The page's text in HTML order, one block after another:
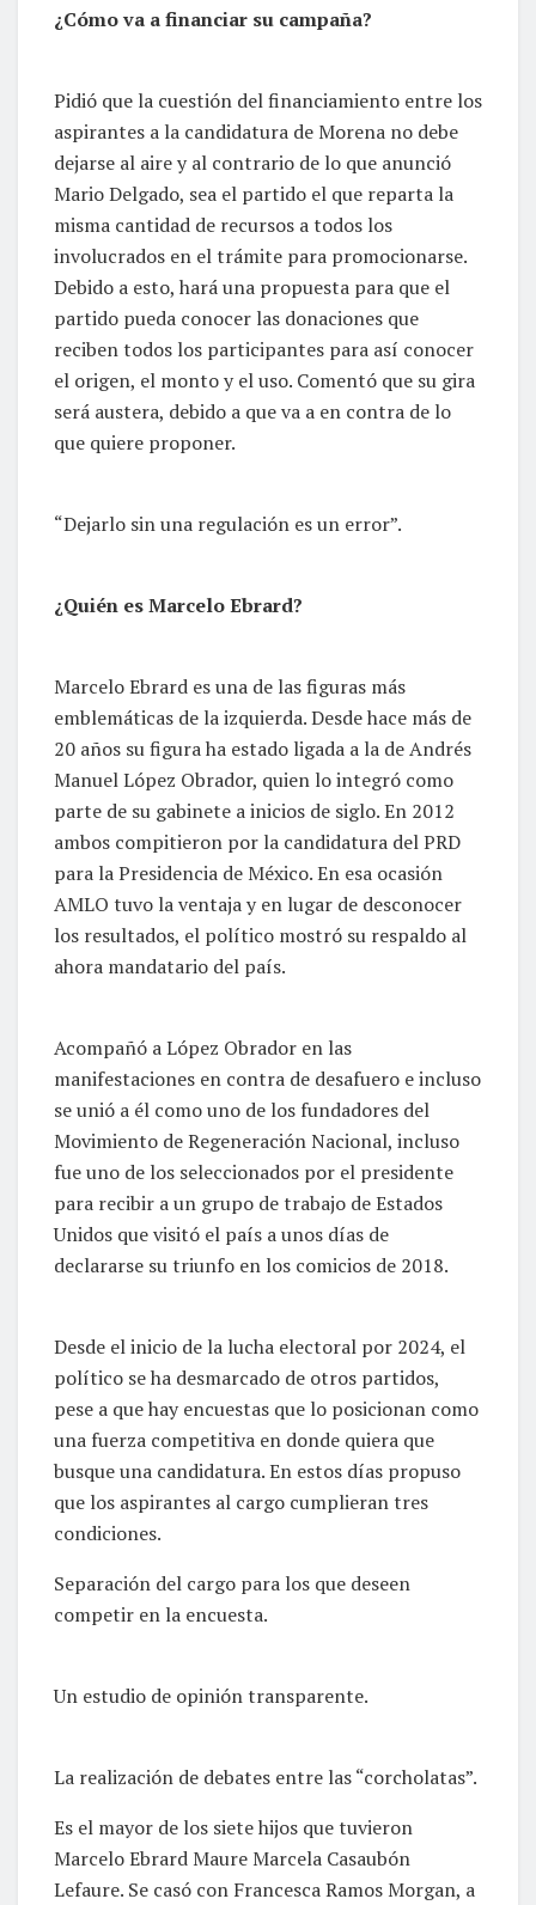
¿Cómo va a financiar su campaña?
Pidió que la cuestión del financiamiento entre los
aspirantes a la candidatura de Morena no debe
dejarse al aire y al contrario de lo que anunció
Mario Delgado, sea el partido el que reparta la
misma cantidad de recursos a todos los
involucrados en el trámite para promocionarse.
Debido a esto, hará una propuesta para que el
partido pueda conocer las donaciones que
reciben todos los participantes para así conocer
el origen, el monto y el uso. Comentó que su gira
será austera, debido a que va a en contra de lo
que quiere proponer.
“Dejarlo sin una regulación es un error”.
¿Quién es Marcelo Ebrard?
Marcelo Ebrard es una de las figuras más
emblemáticas de la izquierda. Desde hace más de
20 años su figura ha estado ligada a la de Andrés
Manuel López Obrador, quien lo integró como
parte de su gabinete a inicios de siglo. En 2012
ambos compitieron por la candidatura del PRD
para la Presidencia de México. En esa ocasión
AMLO tuvo la ventaja y en lugar de desconocer
los resultados, el político mostró su respaldo al
ahora mandatario del país.
Acompañó a López Obrador en las
manifestaciones en contra de desafuero e incluso
se unió a él como uno de los fundadores del
Movimiento de Regeneración Nacional, incluso
fue uno de los seleccionados por el presidente
para recibir a un grupo de trabajo de Estados
Unidos que visitó el país a unos días de
declararse su triunfo en los comicios de 2018.
Desde el inicio de la lucha electoral por 2024, el
político se ha desmarcado de otros partidos,
pese a que hay encuestas que lo posicionan como
una fuerza competitiva en donde quiera que
busque una candidatura. En estos días propuso
que los aspirantes al cargo cumplieran tres
condiciones.
Separación del cargo para los que deseen
competir en la encuesta.
Un estudio de opinión transparente.
La realización de debates entre las “corcholatas”.
Es el mayor de los siete hijos que tuvieron
Marcelo Ebrard Maure Marcela Casaubón
Lefaure. Se casó con Francesca Ramos Morgan, a